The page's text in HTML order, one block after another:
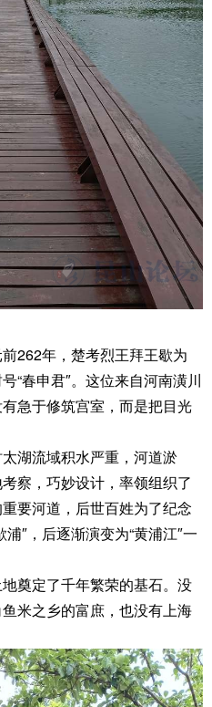
262年，楚考烈王拜王歇为
“春申君″。这位来自河南潢川
急于修筑宫室，而是把目光
湖流域积水严重，河道淤
察，巧妙设计，率领组织了
要河道，后世百姓为了纪念
″，后逐渐演变为“黄浦江″一
奠定了千年繁荣的基石。没
米之乡的富庶，也没有上海